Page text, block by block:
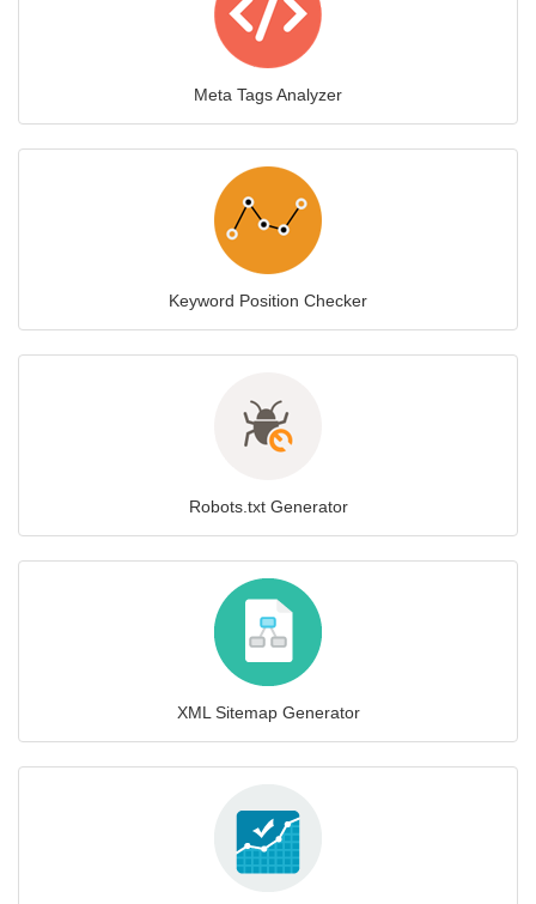
Meta Tags Analyzer
Keyword Position Checker
Robots.txt Generator
XML Sitemap Generator